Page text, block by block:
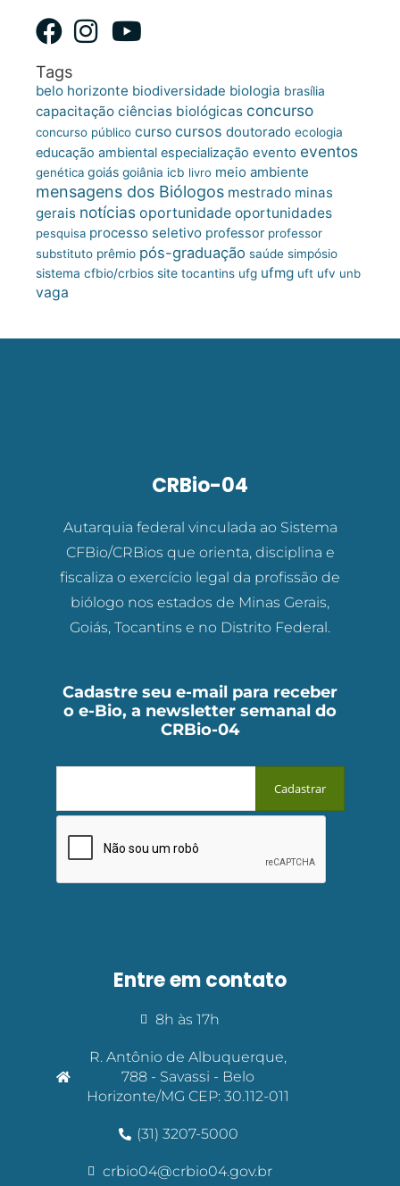
Tags
belo horizonte biodiversidade biologia brasília
capacitação ciências biológicas concurso
concurso público curso cursos doutorado ecologia
educação ambiental especialização evento eventos
genética goiás goiânia icb livro meio ambiente
mensagens dos Biólogos mestrado minas
gerais notícias oportunidade oportunidades
pesquisa processo seletivo professor professor
substituto prêmio pós-graduação saúde simpósio
sistema cfbio/crbios site tocantins ufg ufmg uft ufv unb
vaga
CRBio-04
Autarquia federal vinculada ao Sistema
CFBio/CRBios que orienta, disciplina e
fiscaliza o exercício legal da profissão de
biólogo nos estados de Minas Gerais,
Goiás, Tocantins e no Distrito Federal.
Cadastre seu e-mail para receber
o e-Bio, a newsletter semanal do
CRBio-04
Entre em contato
8h às 17h
R. Antônio de Albuquerque,
788 - Savassi - Belo
Horizonte/MG CEP: 30.112-011
(31) 3207-5000
crbio04@crbio04.gov.br